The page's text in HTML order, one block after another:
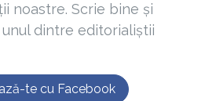
noastre. Scrie bine și
dintre editorialiștii
te cu Facebook